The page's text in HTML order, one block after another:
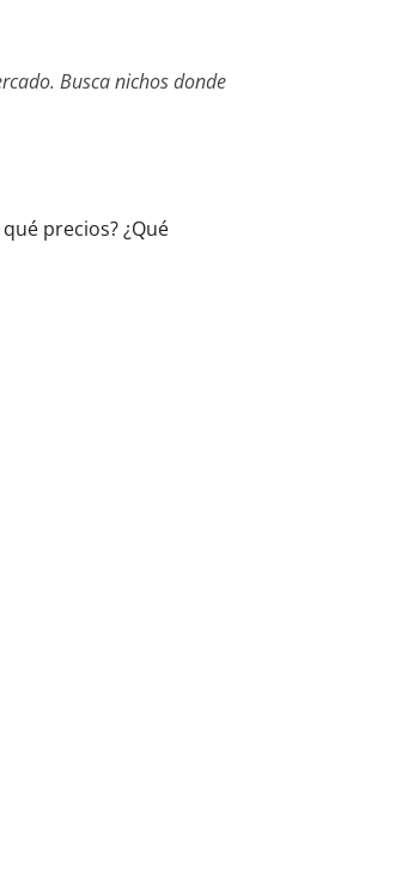
Busca nichos donde
precios? ¿Qué